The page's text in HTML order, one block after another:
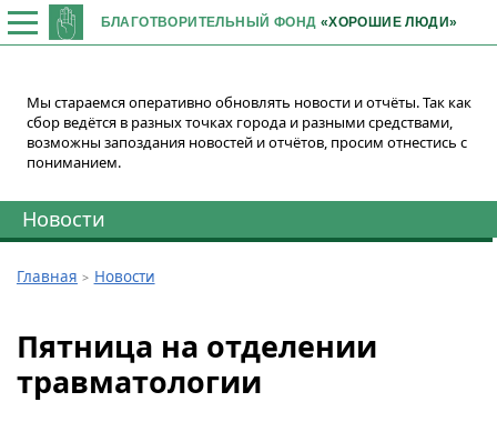
БЛАГОТВОРИТЕЛЬНЫЙ ФОНД «ХОРОШИЕ ЛЮДИ»
Мы стараемся оперативно обновлять новости и отчёты. Так как
сбор ведётся в разных точках города и разными средствами,
возможны запоздания новостей и отчётов, просим отнестись с
пониманием.
Новости
Главная Новости
Пятница на отделении
травматологии